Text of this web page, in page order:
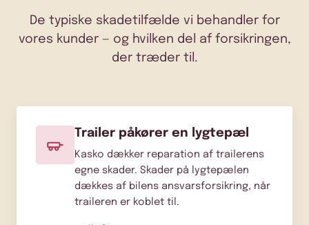
De typiske skadetilfælde vi behandler for
vores kunder — og hvilken del af forsikringen,
der træder til.
Trailer påkører en lygtepæl
Kasko dækker reparation af trailerens
egne skader. Skader på lygtepælen
dækkes af bilens ansvarsforsikring, når
traileren er koblet til.